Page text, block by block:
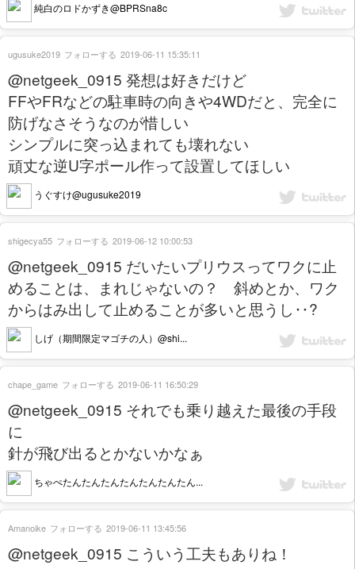
純白のロドかずき@BPRSna8c
@netgeek_0915 発想は好きだけど
FFやFRなどの駐車時の向きや4WDだと、完全に
防げなさそうなのが惜しい
シンプルに突っ込まれても壊れない
頑丈な逆U字ポール作って設置してほしい
うぐすけ@ugusuke2019
ugusuke2019 フォローする 2019-06-11 15:35:11
@netgeek_0915 だいたいプリウスってワクに止
めることは、まれじゃないの？ 斜めとか、ワク
からはみ出して止めることが多いと思うし‥?
しげ（期間限定マゴチの人）@shi...
shigecya55 フォローする 2019-06-12 10:00:53
@netgeek_0915 それでも乗り越えた最後の手段
に
針が飛び出るとかないかなぁ
ちゃぺたんたんたんたんたんたんたん...
chape_game フォローする 2019-06-11 16:50:29
@netgeek_0915 こういう工夫もありね！
Amanoike フォローする 2019-06-11 13:45:56